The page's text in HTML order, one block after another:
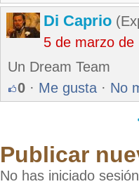
Di Caprio
5 de marzo de
Un Dream Team
0 · Me gusta · No
Publicar
No has iniciado